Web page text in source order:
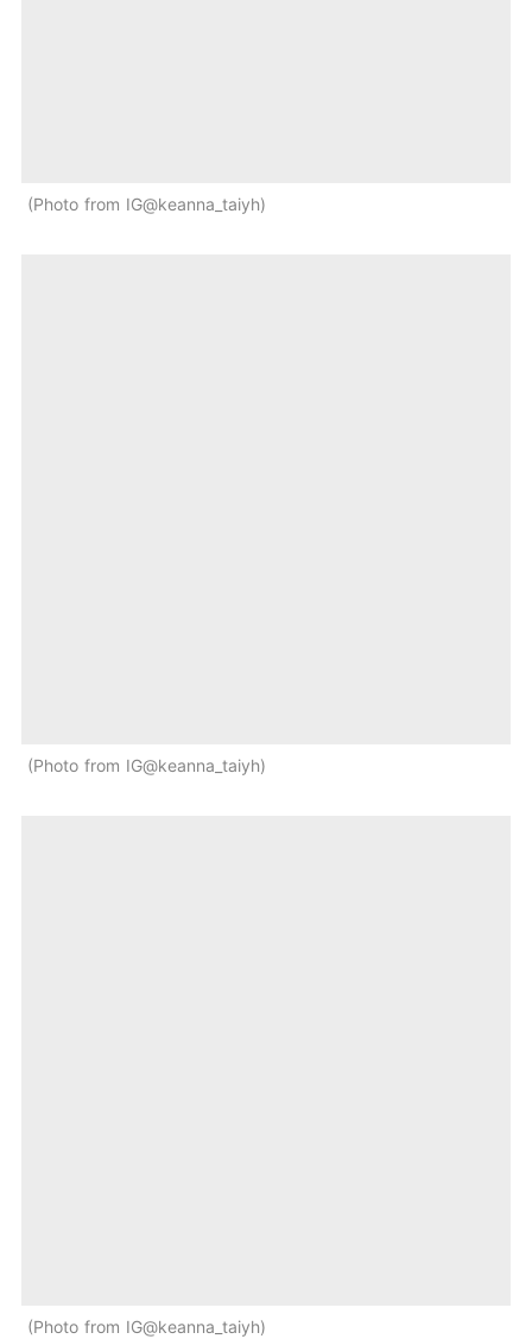
Photo from IG@keanna_taiyh
Photo from IG@keanna_taiyh
Photo from IG@keanna_taiyh